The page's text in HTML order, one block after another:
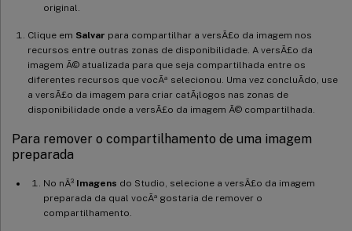
original.
Clique em Salvar para compartilhar a versÃ£o da imagem nos
recursos entre outras zonas de disponibilidade. A versÃ£o da
imagem Ã© atualizada para que seja compartilhada entre os
diferentes recursos que vocÃª selecionou. Uma vez concluÃ­do, use
a versÃ£o da imagem para criar catÃ¡logos nas zonas de
disponibilidade onde a versÃ£o da imagem Ã© compartilhada.
Para remover o compartilhamento de uma imagem
preparada
No nÃ³ Imagens do Studio, selecione a versÃ£o da imagem
preparada da qual vocÃª gostaria de remover o
compartilhamento.